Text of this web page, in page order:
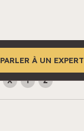
PARLER À UN EXPERT
X Y Z